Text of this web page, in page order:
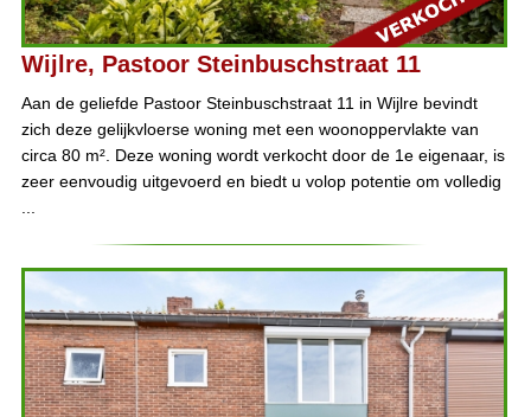
Wijlre, Pastoor Steinbuschstraat 11
Aan de geliefde Pastoor Steinbuschstraat 11 in Wijlre bevindt
zich deze gelijkvloerse woning met een woonoppervlakte van
circa 80 m². Deze woning wordt verkocht door de 1e eigenaar, is
zeer eenvoudig uitgevoerd en biedt u volop potentie om volledig